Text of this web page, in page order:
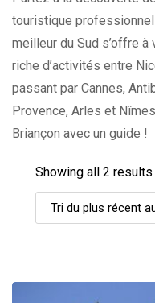
touristique
meilleur du Sud s’offre
riche d’activités entre
passant par Cannes,
Provence, Arles et
Briançon avec un guide !
Showing all 2 results